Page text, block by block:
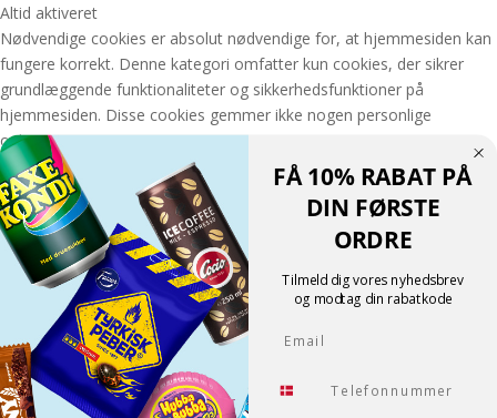
Altid aktiveret
Nødvendige cookies er absolut nødvendige for, at hjemmesiden kan
fungere korrekt. Denne kategori omfatter kun cookies, der sikrer
grundlæggende funktionaliteter og sikkerhedsfunktioner på
hjemmesiden. Disse cookies gemmer ikke nogen personlige
oplysninger.
GEM & ACCEPTÈR
Translate »
Powered by
Translate
Shopping cart0
Der er ingen produkter i kurven!
Fortsæt med at handle
FÅ 10% RABAT PÅ
DIN FØRSTE
ORDRE
Tilmeld dig vores nyhedsbrev
og modtag din rabatkode
Email
Tlf.